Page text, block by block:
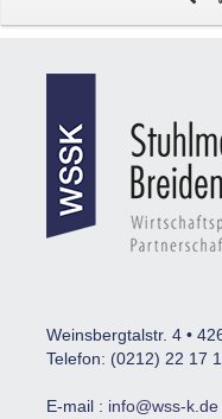
Weinsbergtalstr. 4 •
Telefon: (0212) 22 17
E-mail : info@wss-k.de